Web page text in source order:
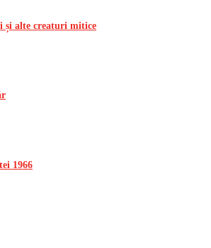
și alte creaturi mitice
1966